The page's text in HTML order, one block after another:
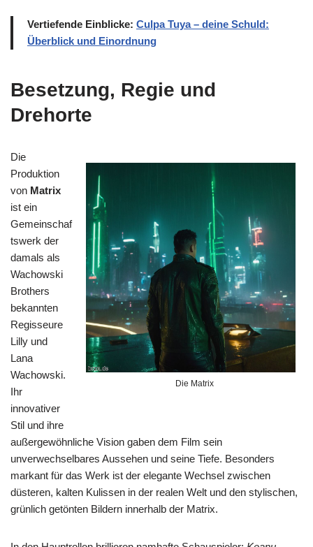
Vertiefende Einblicke: Culpa Tuya – deine Schuld:
Überblick und Einordnung
Besetzung, Regie und
Drehorte
Die Matrix
Die
Produktion
von Matrix
ist ein
Gemeinschaf
tswerk der
damals als
Wachowski
Brothers
bekannten
Regisseure
Lilly und
Lana
Wachowski.
Ihr
innovativer
Stil und ihre
außergewöhnliche Vision gaben dem Film sein
unverwechselbares Aussehen und seine Tiefe. Besonders
markant für das Werk ist der elegante Wechsel zwischen
düsteren, kalten Kulissen in der realen Welt und den stylischen,
grünlich getönten Bildern innerhalb der Matrix.